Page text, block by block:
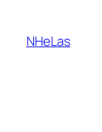
NHeLas